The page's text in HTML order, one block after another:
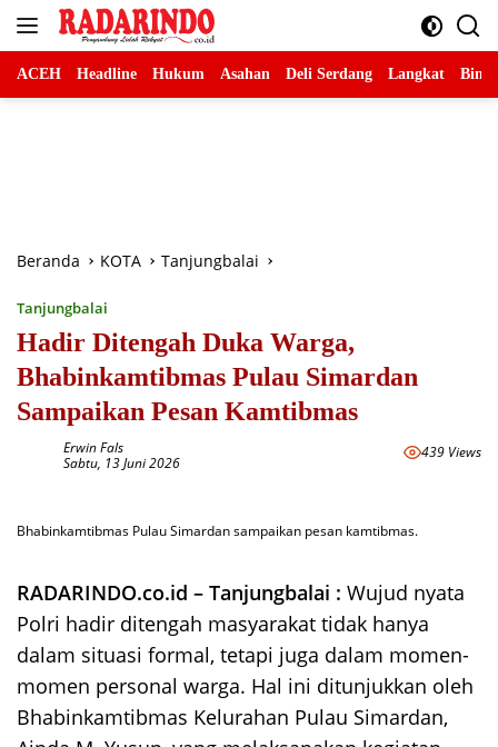
Langsung
ACEH Headline Hukum Asahan Deli Serdang Langkat
Beranda KOTA Tanjungbalai
Tanjungbalai
Hadir Ditengah Duka Warga,
Bhabinkamtibmas Pulau Simardan
Sampaikan Pesan Kamtibmas
Erwin Fals
Sabtu, 13 Juni 2026
439 Views
Bhabinkamtibmas Pulau Simardan sampaikan pesan kamtibmas.
RADARINDO.co.id – Tanjungbalai : Wujud nyata
Polri hadir ditengah masyarakat tidak hanya
dalam situasi formal, tetapi juga dalam momen-
momen personal warga. Hal ini ditunjukkan oleh
Bhabinkamtibmas Kelurahan Pulau Simardan,